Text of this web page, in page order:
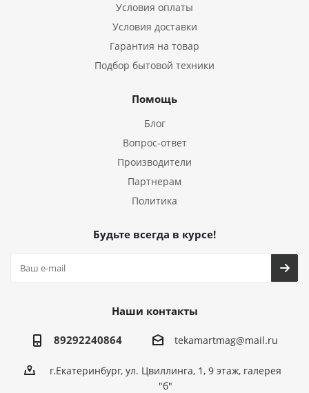
Условия оплаты
Условия доставки
Гарантия на товар
Подбор бытовой техники
Помощь
Блог
Вопрос-ответ
Производители
Партнерам
Политика
Будьте всегда в курсе!
Наши контакты
89292240864 tekamartmag@mail.ru
г.Екатеринбург, ул. Цвиллинга, 1, 9 этаж, галерея
"б"